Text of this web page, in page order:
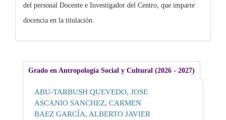
del personal Docente e Investigador del Centro, que imparte
docencia en la titulación.
Grado en Antropología Social y Cultural (2026 - 2027)
ABU-TARBUSH QUEVEDO, JOSE
ASCANIO SANCHEZ, CARMEN
BAEZ GARCÍA, ALBERTO JAVIER